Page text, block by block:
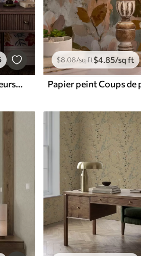
Papier peint Composition de fleurs et de baies lumineuses avec des perroquets
$8.08/sq ft$4.85/sq ft